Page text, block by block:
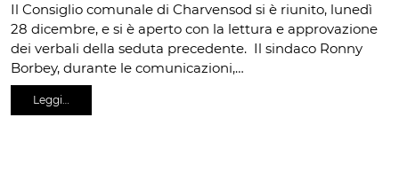
Il Consiglio comunale di Charvensod si è riunito, lunedì
28 dicembre, e si è aperto con la lettura e approvazione
dei verbali della seduta precedente. Il sindaco Ronny
Borbey, durante le comunicazioni,…
Leggi…